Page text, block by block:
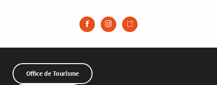
Office de Tourisme